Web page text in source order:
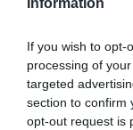
Information
If you wish to opt-
processing of
targeted
section to confirm
opt-out request is
leaders του
δικτύων και
άνθρακα και
καθαρής […]